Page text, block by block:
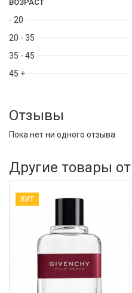
ВОЗРАСТ
- 20
20 - 35
35 - 45
45 +
Отзывы
Пока нет ни одного отзыва
Другие товары от
ХИТ